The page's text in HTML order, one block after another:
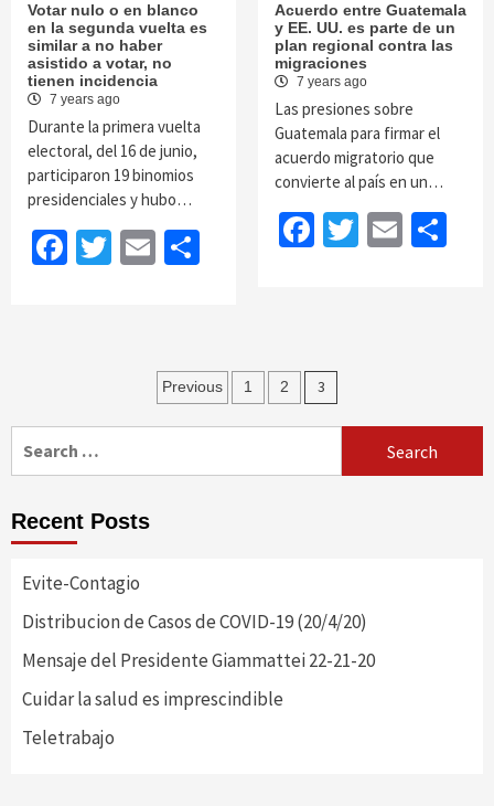
Votar nulo o en blanco
en la segunda vuelta es
similar a no haber
asistido a votar, no
tienen incidencia
7 years ago
Durante la primera vuelta
electoral, del 16 de junio,
participaron 19 binomios
presidenciales y hubo…
Facebook
Twitter
EmailShare
Acuerdo entre Guatemala
y EE. UU. es parte de un
plan regional contra las
migraciones
7 years ago
Las presiones sobre
Guatemala para firmar el
acuerdo migratorio que
convierte al país en un…
Facebook
Twitter
Email
Posts
navigation
Previous 1 2 3
Recent Posts
Evite-Contagio
Distribucion de Casos de COVID-19 (20/4/20)
Mensaje del Presidente Giammattei 22-21-20
Cuidar la salud es imprescindible
Teletrabajo